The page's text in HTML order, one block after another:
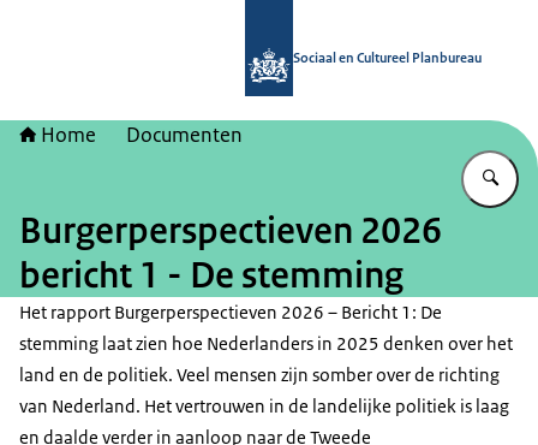
Sociaal en Cultureel Planbureau
Home Documenten
Burgerperspectieven 2026
bericht 1 - De stemming
Het rapport Burgerperspectieven 2026 – Bericht 1: De
stemming laat zien hoe Nederlanders in 2025 denken over het
land en de politiek. Veel mensen zijn somber over de richting
van Nederland. Het vertrouwen in de landelijke politiek is laag
en daalde verder in aanloop naar de Tweede